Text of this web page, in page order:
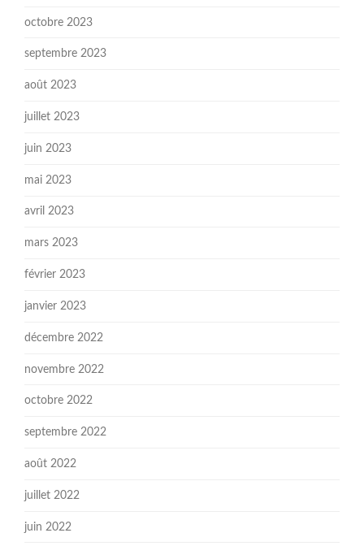
octobre 2023
septembre 2023
août 2023
juillet 2023
juin 2023
mai 2023
avril 2023
mars 2023
février 2023
janvier 2023
décembre 2022
novembre 2022
octobre 2022
septembre 2022
août 2022
juillet 2022
juin 2022